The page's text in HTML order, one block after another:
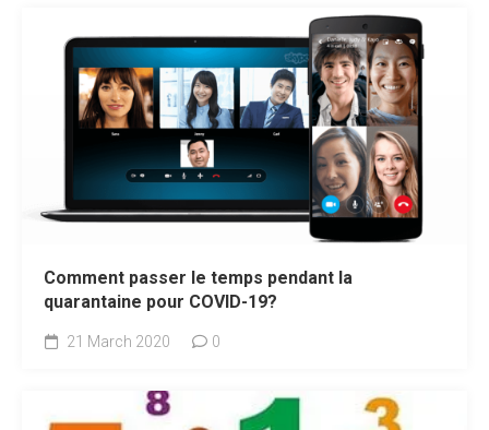
Comment passer le temps pendant la
quarantaine pour COVID-19?
21 March 2020 0